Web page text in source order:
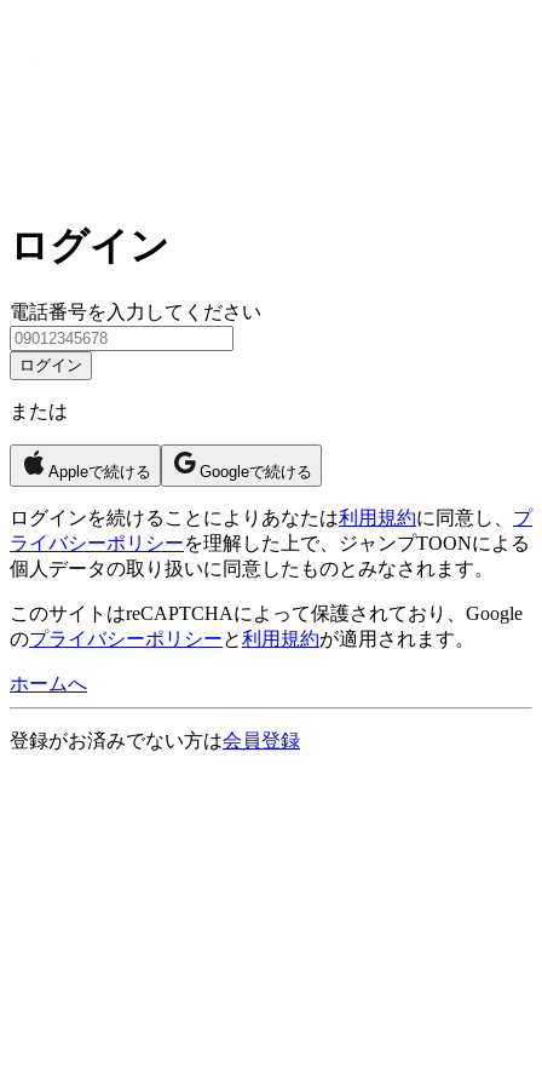
ログイン
電話番号を入力してください
ログイン
または
Appleで続ける Googleで続ける
ログインを続けることによりあなたは利用規約に同意し、 プ
ライバシーポリシーを理解した上で、ジャンプTOONによる
個人データの取り扱いに同意したものとみなされます。
このサイトはreCAPTCHAによって保護されており、Google
のプライバシーポリシーと利用規約が適用されます。
ホームへ
登録がお済みでない方は会員登録